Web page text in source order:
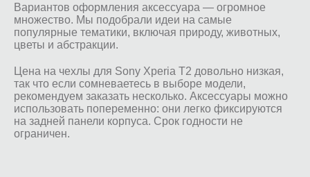
Вариантов оформления аксессуара — огромное
множество. Мы подобрали идеи на самые
популярные тематики, включая природу, животных,
цветы и абстракции.
Цена на чехлы для Sony Xperia T2 довольно низкая,
так что если сомневаетесь в выборе модели,
рекомендуем заказать несколько. Аксессуары можно
использовать попеременно: они легко фиксируются
на задней панели корпуса. Срок годности не
ограничен.